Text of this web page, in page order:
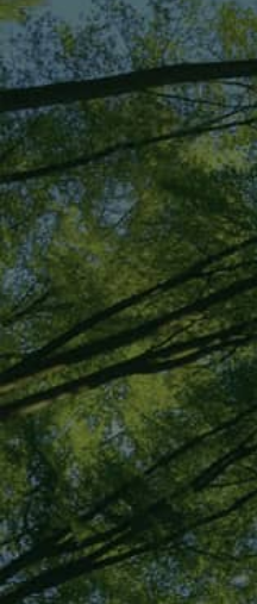
03-
メールでの